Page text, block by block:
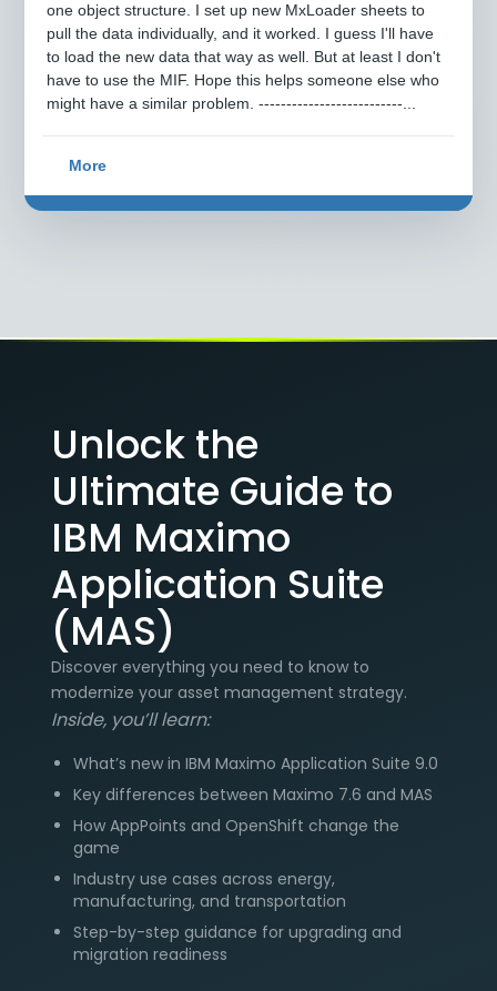
one object structure. I set up new MxLoader sheets to
pull the data individually, and it worked. I guess I'll have
to load the new data that way as well. But at least I don't
have to use the MIF. Hope this helps someone else who
might have a similar problem. --------------------------...
More
Unlock the
Ultimate Guide to
IBM Maximo
Application Suite
(MAS)
Discover everything you need to know to
modernize your asset management strategy.
Inside, you’ll learn:
What’s new in IBM Maximo Application Suite 9.0
Key differences between Maximo 7.6 and MAS
How AppPoints and OpenShift change the
game
Industry use cases across energy,
manufacturing, and transportation
Step-by-step guidance for upgrading and
migration readiness